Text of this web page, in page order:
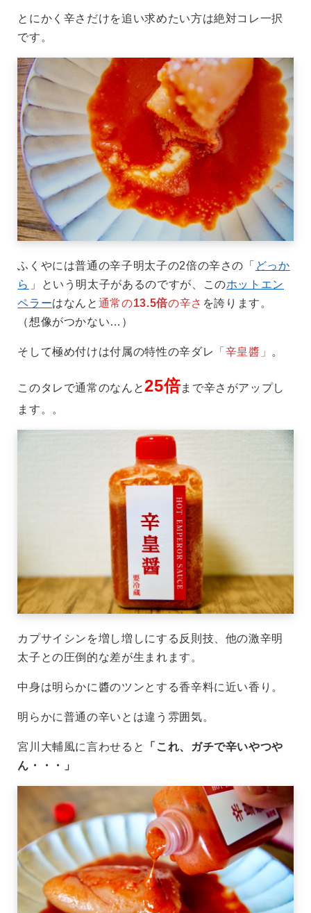
とにかく辛さだけを追い求めたい方は絶対コレ一択
です。
ふくやには普通の辛子明太子の2倍の辛さの「 どっか
ら 」という明太子があるのですが、このホットエン
ペラーはなんと 通常の13.5倍の辛さ を誇ります。
（想像がつかない…）
そして極め付けは付属の特性の辛ダレ 「辛皇醬」 。
このタレで通常のなんと25倍まで辛さがアップし
ます。。
カプサイシンを増し増しにする反則技、他の激辛明
太子との圧倒的な差が生まれます。
中身は明らかに醬のツンとする香辛料に近い香り。
明らかに普通の辛いとは違う雰囲気。
宮川大輔風に言わせると
「これ、ガチで辛いやつや
ん・・・」